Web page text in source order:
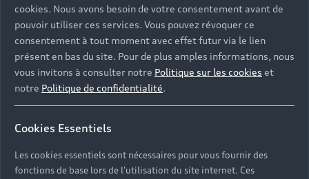
cookies. Nous avons besoin de votre consentement avant de
pouvoir utiliser ces services. Vous pouvez révoquer ce
consentement à tout moment avec effet futur via le lien
présent en bas du site. Pour de plus amples informations, nous
vous invitons à consulter notre Politique sur les cookies et
notre Politique de confidentialité.
Cookies Essentiels
Les cookies essentiels sont nécessaires pour vous fournir des
fonctions de base lors de l'utilisation du site internet. Ces
Subline
Copy